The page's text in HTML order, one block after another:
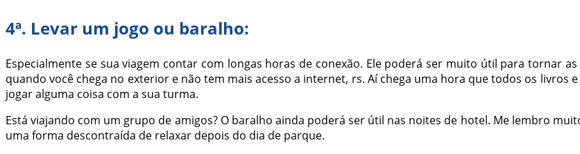
4ª. Levar um jogo ou baralho:
Especialmente se sua viagem contar com longas horas de conexão. Ele poderá ser muito útil para tornar
quando você chega no exterior e não tem mais acesso a internet, rs. Aí chega uma hora que todos os
jogar alguma coisa com a sua turma.
Está viajando com um grupo de amigos? O baralho ainda poderá ser útil nas noites de hotel. Me lembro
uma forma descontraída de relaxar depois do dia de parque.